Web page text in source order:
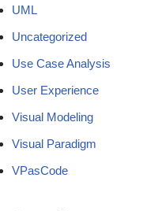
UML
Uncategorized
Use Case Analysis
User Experience
Visual Modeling
Visual Paradigm
VPasCode